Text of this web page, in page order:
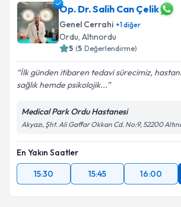
Op. Dr. Salih Can Çelik
Genel Cerrahi +1diğer
Ordu, Altınordu
5 (5 Değerlendirme)
İlk günden itibaren tedavi sürecimiz,
sağlık hemde psikolojik...
Medical Park Ordu Hastanesi
Akyazı, Şht. Ali Gaffar Okkan Cd. No:9, 52200
En Yakın Saatler
15:30
15:45 16:00